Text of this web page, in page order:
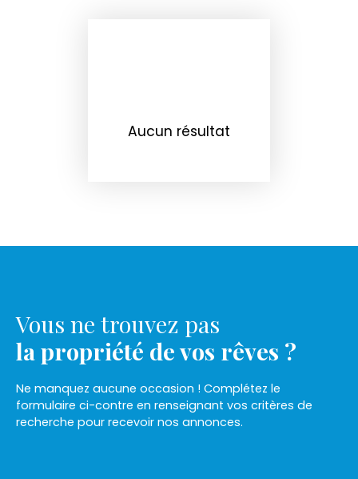
Aucun résultat
Vous ne trouvez pas
la propriété de vos rêves ?
Ne manquez aucune occasion ! Complétez le
formulaire ci-contre en renseignant vos critères de
recherche pour recevoir nos annonces.